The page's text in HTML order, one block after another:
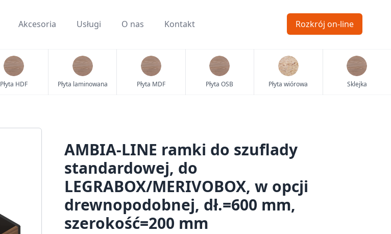
Akcesoria Usługi O nas Kontakt Rozkrój on-line
Płyta HDF Płyta laminowana Płyta MDF Płyta OSB Płyta wiórowa Sklejka
AMBIA-LINE ramki do szuflady
standardowej, do
LEGRABOX/MERIVOBOX, w opcji
drewnopodobnej, dł.=600 mm,
szerokość=200 mm